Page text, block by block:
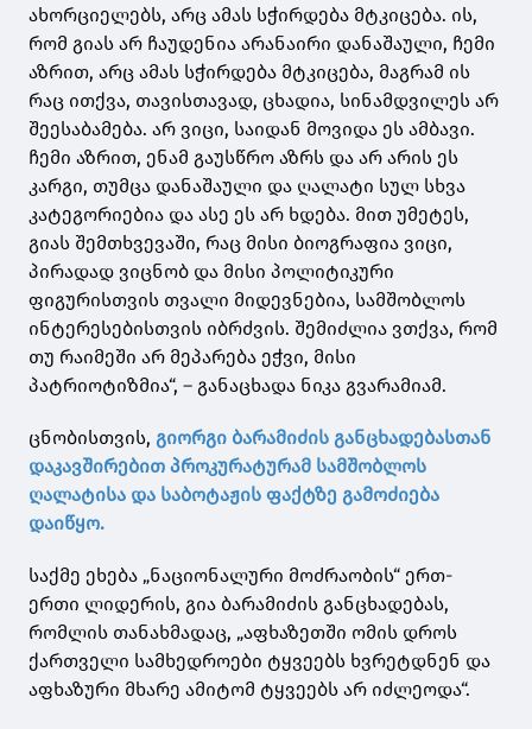
ახორციელებს, არც ამას სჭირდება მტკიცება. ის,
რომ გიას არ ჩაუდენია არანაირი დანაშაული, ჩემი
აზრით, არც ამას სჭირდება მტკიცება, მაგრამ ის
რაც ითქვა, თავისთავად, ცხადია, სინამდვილეს არ
შეესაბამება. არ ვიცი, საიდან მოვიდა ეს ამბავი.
ჩემი აზრით, ენამ გაუსწრო აზრს და არ არის ეს
კარგი, თუმცა დანაშაული და ღალატი სულ სხვა
კატეგორიებია და ასე ეს არ ხდება. მით უმეტეს,
გიას შემთხვევაში, რაც მისი ბიოგრაფია ვიცი,
პირადად ვიცნობ და მისი პოლიტიკური
ფიგურისთვის თვალი მიდევნებია, სამშობლოს
ინტერესებისთვის იბრძვის. შემიძლია ვთქვა, რომ
თუ რაიმეში არ მეპარება ეჭვი, მისი
პატრიოტიზმია“, – განაცხადა ნიკა გვარამიამ.
ცნობისთვის, გიორგი ბარამიძის განცხადებასთან
დაკავშირებით პროკურატურამ სამშობლოს
ღალატისა და საბოტაჟის ფაქტზე გამოძიება
დაიწყო.
საქმე ეხება „ნაციონალური მოძრაობის“ ერთ-
ერთი ლიდერის, გია ბარამიძის განცხადებას,
რომლის თანახმადაც, „აფხაზეთში ომის დროს
ქართველი სამხედროები ტყვეებს ხვრეტდნენ და
აფხაზური მხარე ამიტომ ტყვეებს არ იძლეოდა“.